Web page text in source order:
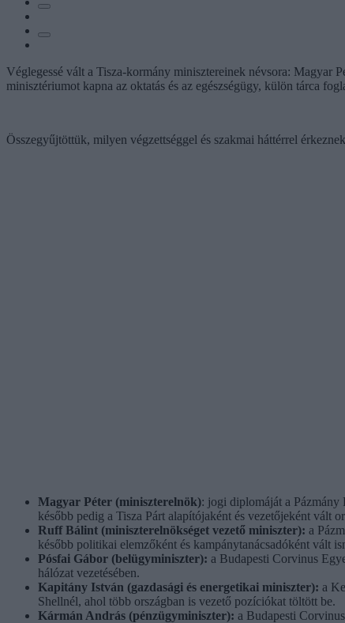
Véglegessé vált a Tisza-kormány minisztereinek névsora: Magyar
minisztériumot kapna az oktatás és az egészségügy, külön tárca
Összegyűjtöttük, milyen végzettséggel és szakmai háttérrel
Magyar Péter (miniszterelnök): jogi diplomáját a Pázmány
később pedig a Tisza Párt alapítójaként és vezetőjeként vált
Ruff Bálint (miniszterelnökséget vezető miniszter): a
később politikai elemzőként és kampánytanácsadóként vált
Pósfai Gábor (belügyminiszter): a Budapesti Corvinus
hálózat vezetésében.
Kapitány István (gazdasági és energetikai miniszter): a
Shellnél, ahol több országban is vezető pozíciókat töltött be.
Kármán András (pénzügyminiszter): a Budapesti